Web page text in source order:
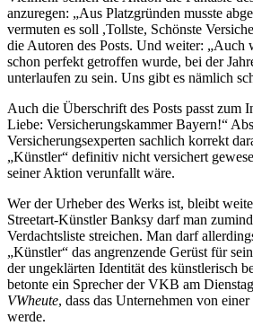
anzuregen: „Aus Platzgründen musste
vermuten es soll ,Tollste, Schönste
die Autoren des Posts. Und weiter:
schon perfekt getroffen wurde, bei der
unterlaufen zu sein. Uns gibt es nämlich
Auch die Überschrift des Posts passt zum
Liebe: Versicherungskammer Bayern!“
Versicherungsexperten sachlich korrekt
„Künstler“ definitiv nicht versichert
seiner Aktion verunfallt wäre.
Wer der Urheber des Werks ist, bleibt
Streetart-Künstler Banksy darf man
Verdachtsliste streichen. Man darf
„Künstler“ das angrenzende Gerüst für
der ungeklärten Identität des künstlerisch
betonte ein Sprecher der VKB am
VWheute, dass das Unternehmen von
werde.